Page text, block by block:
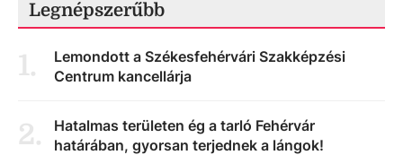
Legnépszerűbb
1.
Lemondott a Székesfehérvári Szakképzési
Centrum kancellárja
2.
Hatalmas területen ég a tarló Fehérvár
határában, gyorsan terjednek a lángok!